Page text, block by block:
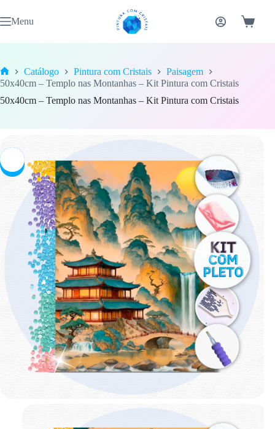
para
o
Menu Carrinho
Home
Catálogo Pintura com Cristais
Paisagem
50x40cm – Templo nas Montanhas – Kit Pintura com Cristais
50x40cm – Templo nas Montanhas – Kit Pintura com Cristais